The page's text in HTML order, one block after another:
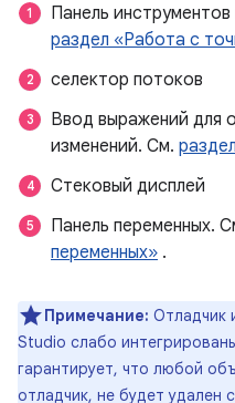
Панель
раздел «Работа с
селектор потоков
Ввод выражений для
изменений. См.
Стековый дисплей
Панель переменных.
переменных» .
Примечание: Отладчик
Studio слабо
гарантирует, что любой
отладчик, не будет